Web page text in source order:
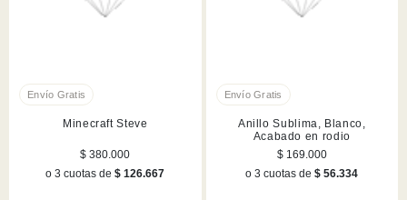
Minecraft Steve
$ 380.000
o 3 cuotas de$ 126.667
Anillo Sublima, Blanco,
Acabado en rodio
$ 169.000
o 3 cuotas de$ 56.334